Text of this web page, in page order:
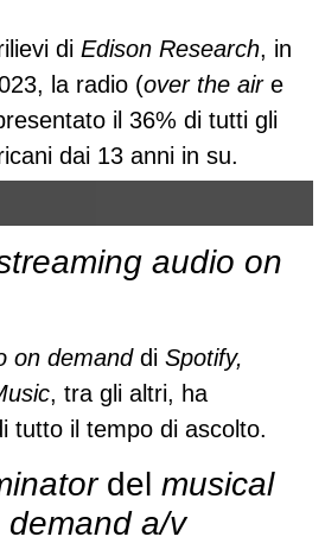
di Edison Research, in
la radio (over the aire
il 36% di tutti gli
dai 13 anni in su.
audio on
on demanddi Spotify,
, tra gli altri, ha
tutto il tempo di ascolto.
del musical
a/v